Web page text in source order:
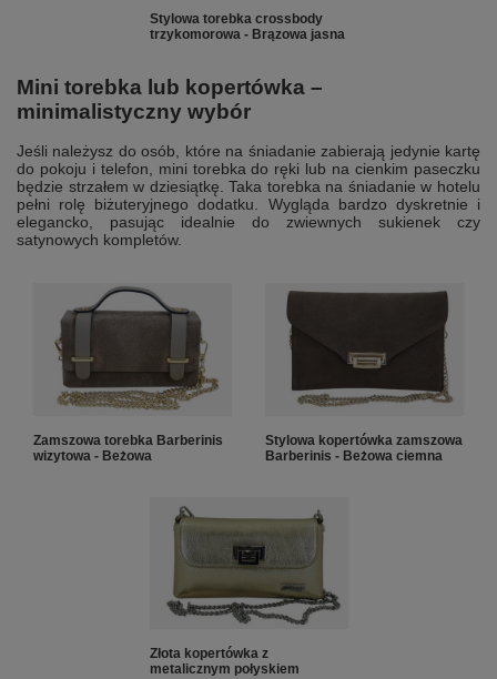
Stylowa torebka crossbody
trzykomorowa - Brązowa jasna
Mini torebka lub kopertówka –
minimalistyczny wybór
Jeśli należysz do osób, które na śniadanie zabierają jedynie kartę
do pokoju i telefon, mini torebka do ręki lub na cienkim paseczku
będzie strzałem w dziesiątkę. Taka torebka na śniadanie w hotelu
pełni rolę biżuteryjnego dodatku. Wygląda bardzo dyskretnie i
elegancko, pasując idealnie do zwiewnych sukienek czy
satynowych kompletów.
Zamszowa torebka Barberinis
wizytowa - Beżowa
Stylowa kopertówka zamszowa
Barberinis - Beżowa ciemna
Złota kopertówka z
metalicznym połyskiem